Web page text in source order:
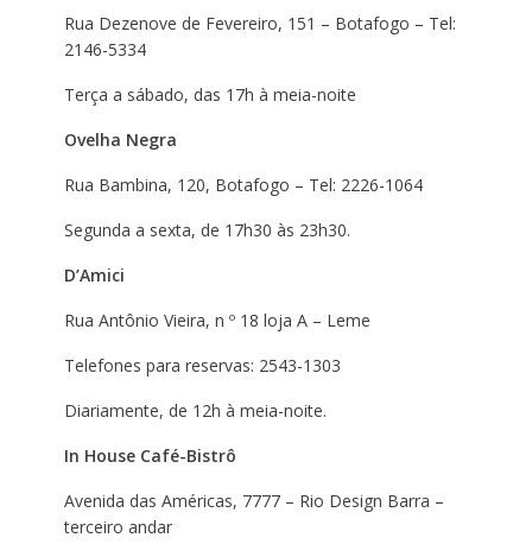
Rua Dezenove de Fevereiro, 151 – Botafogo – Tel:
2146-5334
Terça a sábado, das 17h à meia-noite
Ovelha Negra
Rua Bambina, 120, Botafogo – Tel: 2226-1064
Segunda a sexta, de 17h30 às 23h30.
D’Amici
Rua Antônio Vieira, n º 18 loja A – Leme
Telefones para reservas: 2543-1303
Diariamente, de 12h à meia-noite.
In House Café-Bistrô
Avenida das Américas, 7777 – Rio Design Barra –
terceiro andar